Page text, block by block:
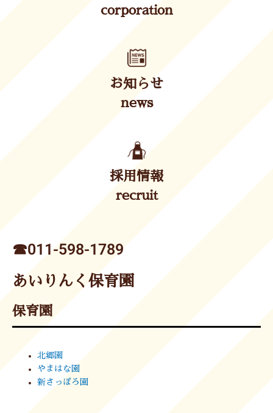
corporation
お知らせ
news
採用情報
recruit
☎︎011-598-1789
あいりんく保育園
保育園
北郷園
やまはな園
新さっぽろ園